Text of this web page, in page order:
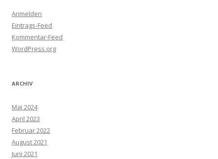
Anmelden
Eintrags-Feed
Kommentar-Feed
WordPress.org
ARCHIV
Mai 2024
April 2023
Februar 2022
August 2021
Juni 2021